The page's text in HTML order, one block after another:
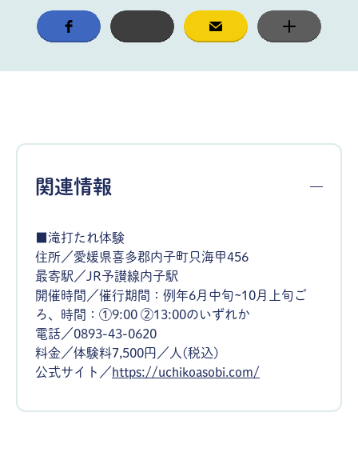
関連情報
■滝打たれ体験
住所／愛媛県喜多郡内子町只海甲456
最寄駅／JR予讃線内子駅
開催時間／催行期間：例年6月中旬~10月上旬ご
ろ、時間：①9:00 ②13:00のいずれか
電話／0893-43-0620
料金／体験料7,500円／人(税込)
公式サイト／https://uchikoasobi.com/